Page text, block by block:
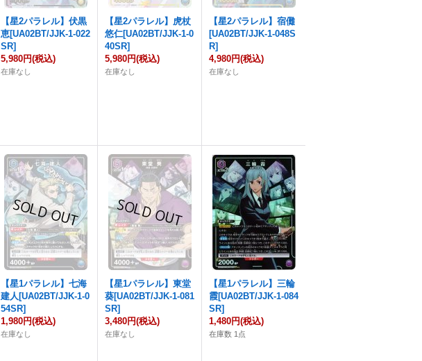
【星2パラレル】伏黒
恵[UA02BT/JJK-1-022
SR]
5,980円(税込)
在庫なし
【星2パラレル】虎杖
悠仁[UA02BT/JJK-1-0
40SR]
5,980円(税込)
在庫なし
【星2パラレル】宿儺
[UA02BT/JJK-1-048S
R]
4,980円(税込)
在庫なし
【星1パラレル】七海
建人[UA02BT/JJK-1-0
54SR]
1,980円(税込)
在庫なし
【星1パラレル】東堂
葵[UA02BT/JJK-1-081
SR]
3,480円(税込)
在庫なし
【星1パラレル】三輪
霞[UA02BT/JJK-1-084
SR]
1,480円(税込)
在庫数 1点